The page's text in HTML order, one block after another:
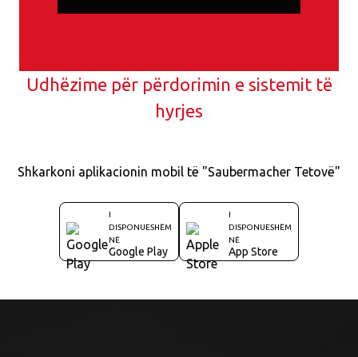
Udhëzime për përdorimin e sistemit të
hyrjes
Shkarkoni aplikacionin mobil të "Saubermacher Tetovë"
I
DISPONUESHËM
NË
Google Play
I
DISPONUESHËM
NË
App Store